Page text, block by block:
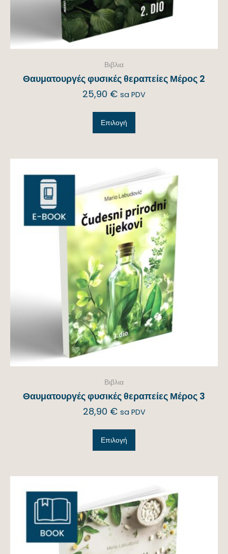
Βιβλια
Θαυματουργές φυσικές θεραπείες Μέρος 2
25,90 € sa PDV
Επιλογή
Βιβλια
Θαυματουργές φυσικές θεραπείες Μέρος 3
28,90 € sa PDV
Επιλογή